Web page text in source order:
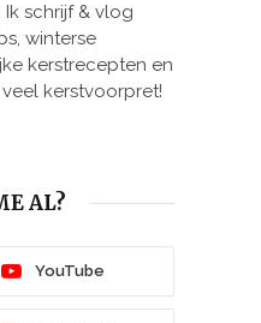
Ik schrijf & vlog
winterse
kerstrecepten en
kerstvoorpret!
AL?
YouTube